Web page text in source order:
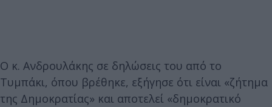
O κ. Ανδρουλάκης σε δηλώσεις του από το
Τυμπάκι, όπου βρέθηκε, εξήγησε ότι είναι «ζήτημα
της Δημοκρατίας» και αποτελεί «δημοκρατικό